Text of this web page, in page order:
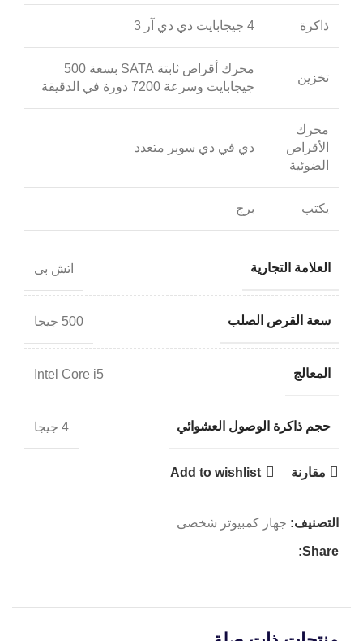
ذاكرة 4 جيجابايت دي دي آر 3
تخزين
محرك أقراص ثابتة SATA بسعة 500
جيجابايت وسرعة 7200 دورة في الدقيقة
محرك
الأقراص
الضوئية
دي في دي سوبر متعدد
يكتب برج
العلامة التجارية اتش بى
سعة القرص الصلب 500 جيجا
المعالج Intel Core i5
حجم ذاكرة الوصول العشوائي 4 جيجا
مقارنة Add to wishlist
التصنيف: جهاز كمبيوتر شخصى
Share: